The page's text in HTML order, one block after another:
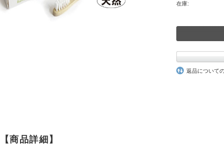
在庫:
返品について
【商品詳細】